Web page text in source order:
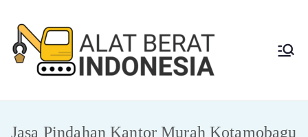
content
Berat
Jasa Sewa Alat
Jasa Pindahan Kantor Murah Kotamobagu